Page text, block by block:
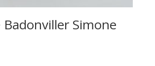
Simone